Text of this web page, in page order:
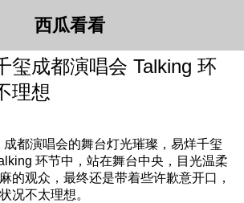
西瓜看看
玺成都演唱会 Talking 环
理想
演唱会的舞台灯光璀璨，易烊千玺
环节中，站在舞台中央，目光温柔
的观众，最终还是带着些许歉意开口，
况不太理想。